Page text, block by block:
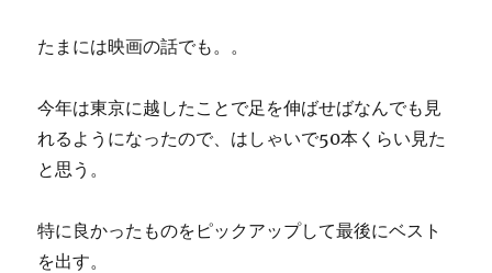
たまには映画の話でも。。
今年は東京に越したことで足を伸ばせばなんでも見
れるようになったので、はしゃいで50本くらい見た
と思う。
特に良かったものをピックアップして最後にベスト
を出す。